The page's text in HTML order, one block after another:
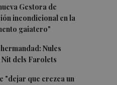
Gestora de
incondicional en la
gaiatero"
Nules
dels Farolets
"dejar que crezca un